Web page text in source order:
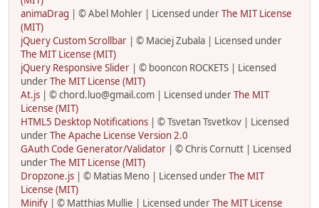
animaDrag | © Abel Mohler | Licensed underThe MIT License
(MIT)
jQuery Custom Scrollbar | © Maciej Zubala | Licensed under
The MIT License (MIT)
jQuery Responsive Slider | © booncon ROCKETS | Licensed
underThe MIT License (MIT)
At.js | © chord.luo@gmail.com | Licensed underThe MIT
License (MIT)
HTML5 Desktop Notifications | © Tsvetan Tsvetkov | Licensed
underThe Apache License Version 2.0
GAuth Code Generator/Validator | © Chris Cornutt | Licensed
underThe MIT License (MIT)
Dropzone.js | © Matias Meno | Licensed underThe MIT
License (MIT)
Minify | © Matthias Mullie | Licensed underThe MIT License